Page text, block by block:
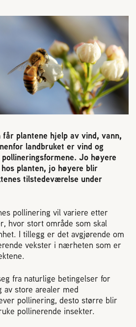
og salg av bier
plantene hjelp av vind, vann,
landbruket er vind og
Jo høyere
planten, jo høyere blir
tilstedeværelse under
pollinering vil variere etter
hvor stort område som skal
I tillegg er det avgjørende om
vekster i nærheten som er
fra naturlige betingelser for
av store arealer med
pollinering, desto større blir
pollinerende insekter.